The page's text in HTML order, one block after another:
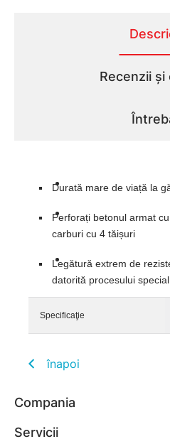
Recenzii și
Durată mare de viață la
Perforați betonul armat
carburi cu 4 tăișuri
Legătură extrem de
datorită procesului
Specificaţie
înapoi
Compania
Servicii